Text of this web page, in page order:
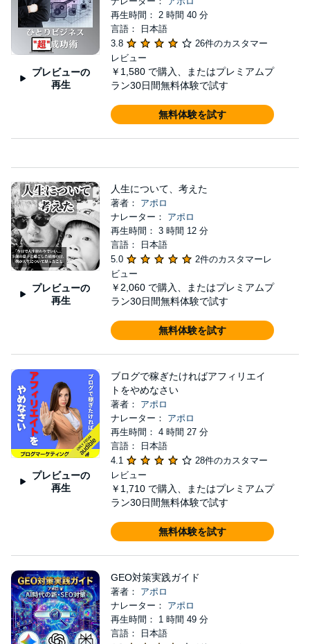
プレビューの
再生
再生時間： 2 時間 40 分
言語： 日本語
3.8
26件のカスタマー
レビュー
￥1,580 で購入、またはプレミアムプ
ラン30日間無料体験で試す
無料体験を試す
プレビューの
再生
人生について、考えた
著者： アポロ
ナレーター： アポロ
再生時間： 3 時間 12 分
言語： 日本語
5.0
2件のカスタマーレ
ビュー
￥2,060 で購入、またはプレミアムプ
ラン30日間無料体験で試す
無料体験を試す
プレビューの
再生
ブログで稼ぎたければアフィリエイ
トをやめなさい
著者： アポロ
ナレーター： アポロ
再生時間： 4 時間 27 分
言語： 日本語
4.1
28件のカスタマー
レビュー
￥1,710 で購入、またはプレミアムプ
ラン30日間無料体験で試す
無料体験を試す
GEO対策実践ガイド
著者： アポロ
ナレーター： アポロ
再生時間： 1 時間 49 分
言語： 日本語